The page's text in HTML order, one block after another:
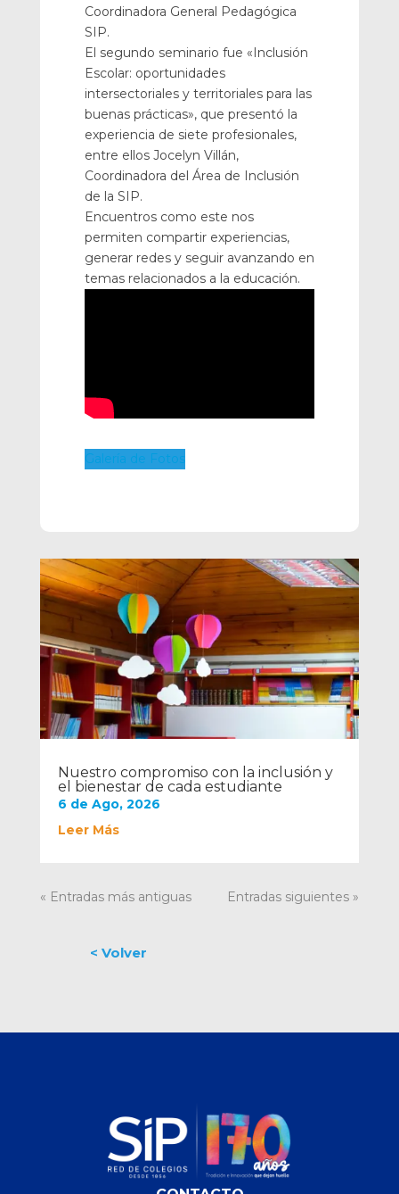
Nuestro compromiso con la inclusión y
el bienestar de cada estudiante
6 de Ago, 2026
Leer Más
« Entradas más antiguas Entradas siguientes »
Coordinadora General Pedagógica
SIP.
El segundo seminario fue «Inclusión
Escolar: oportunidades
intersectoriales y territoriales para las
buenas prácticas», que presentó la
experiencia de siete profesionales,
entre ellos Jocelyn Villán,
Coordinadora del Área de Inclusión
de la SIP.
Encuentros como este nos
permiten compartir experiencias,
generar redes y seguir avanzando en
temas relacionados a la educación.
Galería de Fotos